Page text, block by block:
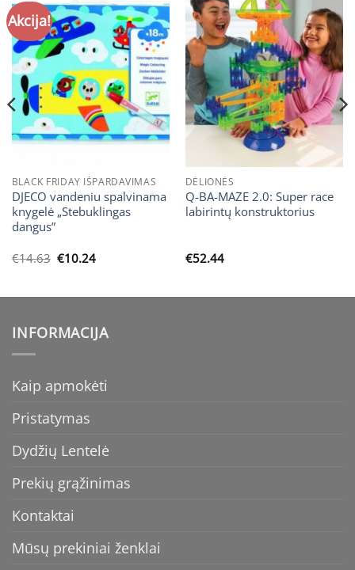
Akcija!
BLACK FRIDAY IŠPARDAVIMAS
DJECO vandeniu spalvinama
knygelė „Stebuklingas
dangus”
€14.63 Original
€14.63.
€10.24Current
€10.24.
DĖLIONĖS
Q-BA-MAZE 2.0: Super race
labirintų konstruktorius
€52.44
INFORMACIJA
Kaip apmokėti
Pristatymas
Dydžių Lentelė
Prekių grąžinimas
Kontaktai
Mūsų prekiniai ženklai